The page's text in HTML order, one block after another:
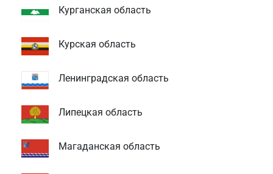
Курганская область
Курская область
Ленинградская область
Липецкая область
Магаданская область